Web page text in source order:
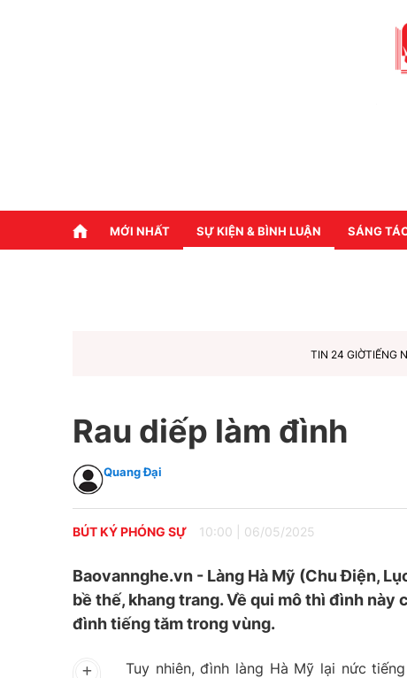
MỚI NHẤT SỰ KIỆN & BÌNH LUẬN SÁNG
TIN 24 GIỜTIẾNG
Rau diếp làm đình
Quang Đại
BÚT KÝ PHÓNG SỰ 10:00 06/05/2025
Baovannghe.vn - Làng Hà Mỹ (Chu Điện,
bề thế, khang trang. Về qui mô thì đình này
đình tiếng tăm trong vùng.
Tuy nhiên, đình làng Hà Mỹ lại nức